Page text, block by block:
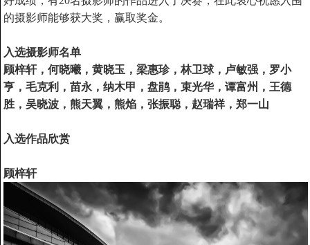
的摄影师能够获大奖，赢取奖金。
入选摄影师名单
顾梓轩，何晓曦，黄晓玉，梁惠珍，林卫球，卢敏强，罗小
亨，毛克利，苗永，纳木甲，盘鹃，束光华，谭富州，王德
胜，吴晓波，熊天翼，熊焰，张振聪，赵瑞祥，郑一山
入选作品欣赏
顾梓轩